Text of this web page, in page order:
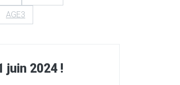
AGE3
juin 2024 !